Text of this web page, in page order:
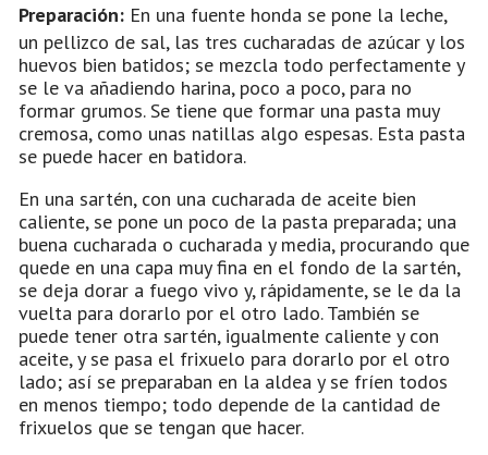
Preparación: En una fuente honda se pone la leche,
un pellizco de sal, las tres cucharadas de azúcar y los
huevos bien batidos; se mezcla todo perfectamente y
se le va añadiendo harina, poco a poco, para no
formar grumos. Se tiene que formar una pasta muy
cremosa, como unas natillas algo espesas. Esta pasta
se puede hacer en batidora.
En una sartén, con una cucharada de aceite bien
caliente, se pone un poco de la pasta preparada; una
buena cucharada o cucharada y media, procurando que
quede en una capa muy fina en el fondo de la sartén,
se deja dorar a fuego vivo y, rápidamente, se le da la
vuelta para dorarlo por el otro lado. También se
puede tener otra sartén, igualmente caliente y con
aceite, y se pasa el frixuelo para dorarlo por el otro
lado; así se preparaban en la aldea y se fríen todos
en menos tiempo; todo depende de la cantidad de
frixuelos que se tengan que hacer.